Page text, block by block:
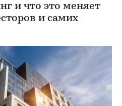
и что это меняет
и самих